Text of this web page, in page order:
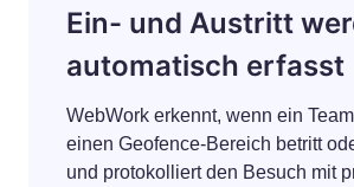
Ein- und Austritt
automatisch erfasst
WebWork erkennt, wenn ein
einen Geofence-Bereich betritt
und protokolliert den Besuch mit